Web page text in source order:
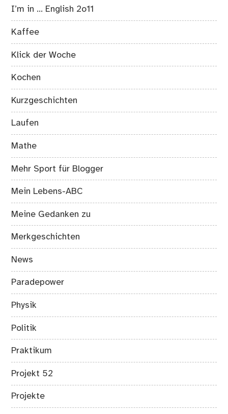
I’m in … English 2o11
Kaffee
Klick der Woche
Kochen
Kurzgeschichten
Laufen
Mathe
Mehr Sport für Blogger
Mein Lebens-ABC
Meine Gedanken zu
Merkgeschichten
News
Paradepower
Physik
Politik
Praktikum
Projekt 52
Projekte